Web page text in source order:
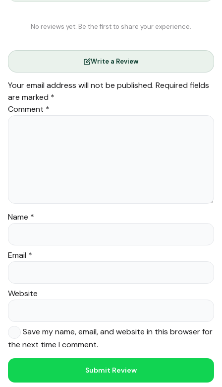
No reviews yet. Be the first to share your experience.
Write a Review
Your email address will not be published. Required fields
are marked *
Comment *
Name *
Email *
Website
Save my name, email, and website in this browser for
the next time I comment.